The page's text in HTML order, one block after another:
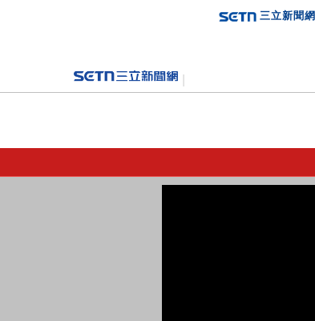
三立新聞網